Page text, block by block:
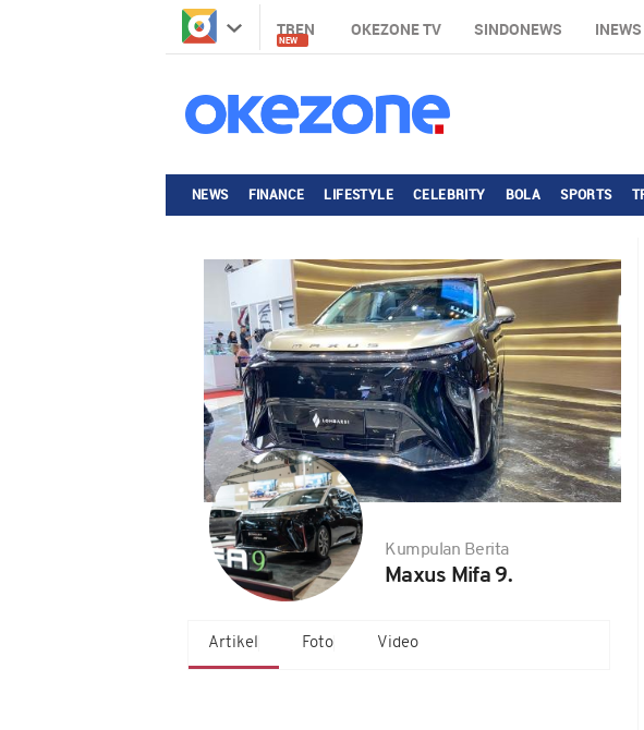
TREN
NEW
OKEZONE TV SINDONEWS INEWS
NEWS FINANCE LIFESTYLE CELEBRITY BOLA SPORTS
Kumpulan Berita
Maxus Mifa 9.
Artikel Foto Video